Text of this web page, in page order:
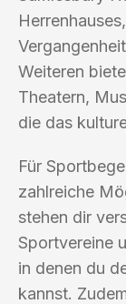
Weiteren
Theatern,
die das
Für
zahlreiche
stehen dir
Sportvereine
in denen du
kannst.